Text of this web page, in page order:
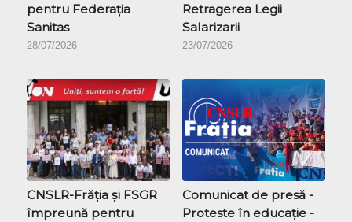
pentru Federația
Sanitas
28/07/2026
Retragerea Legii
Salarizarii
23/07/2026
CNSLR-Frăția și FSGR
împreună pentru
Comunicat de presă -
Proteste în educație -